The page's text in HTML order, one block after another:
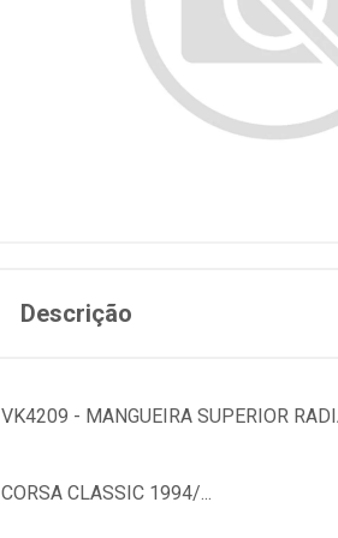
Descrição
VK4209 - MANGUEIRA SUPERIOR
CORSA CLASSIC 1994/...